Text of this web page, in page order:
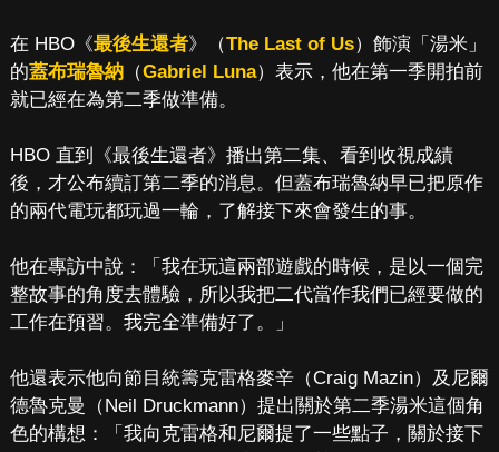
在 HBO《最後生還者》（The Last of Us）飾演「湯米」
的蓋布瑞魯納（Gabriel Luna）表示，他在第一季開拍前
就已經在為第二季做準備。
HBO 直到《最後生還者》播出第二集、看到收視成績
後，才公布續訂第二季的消息。但蓋布瑞魯納早已把原作
的兩代電玩都玩過一輪，了解接下來會發生的事。
他在專訪中說：「我在玩這兩部遊戲的時候，是以一個完
整故事的角度去體驗，所以我把二代當作我們已經要做的
工作在預習。我完全準備好了。」
他還表示他向節目統籌克雷格麥辛（Craig Mazin）及尼爾
德魯克曼（Neil Druckmann）提出關於第二季湯米這個角
色的構想：「我向克雷格和尼爾提了一些點子，關於接下